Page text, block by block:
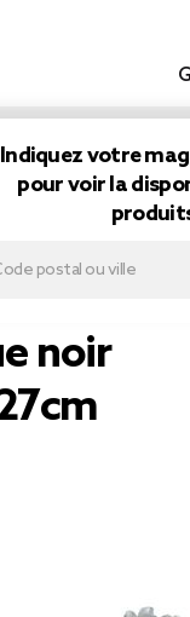
Indiquez votre
pour voir la
blanc pot
noir